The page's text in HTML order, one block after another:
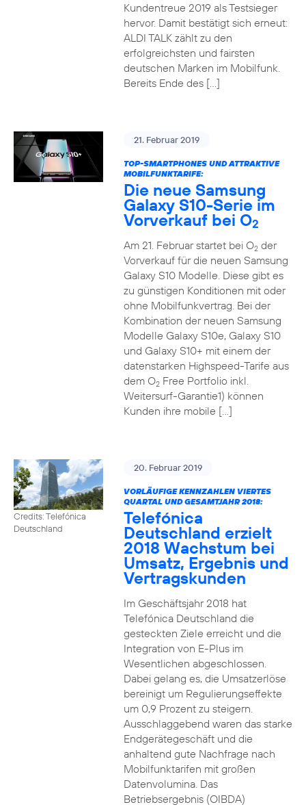
Kundentreue 2019 als Testsieger
hervor. Damit bestätigt sich erneut:
ALDI TALK zählt zu den
erfolgreichsten und fairsten
deutschen Marken im Mobilfunk.
Bereits Ende des […]
21. Februar 2019
TOP-SMARTPHONES UND ATTRAKTIVE
MOBILFUNKTARIFE:
Die neue Samsung
Galaxy S10-Serie im
Vorverkauf bei O2
Am 21. Februar startet bei O2der
Vorverkauf für die neuen Samsung
Galaxy S10 Modelle. Diese gibt es
zu günstigen Konditionen mit oder
ohne Mobilfunkvertrag. Bei der
Kombination der neuen Samsung
Modelle Galaxy S10e, Galaxy S10
und Galaxy S10+ mit einem der
datenstarken Highspeed-Tarife aus
dem O2Free Portfolio inkl.
Weitersurf-Garantie1) können
Kunden ihre mobile […]
Credits: Telefónica
Deutschland
20. Februar 2019
VORLÄUFIGE KENNZAHLEN VIERTES
QUARTAL UND GESAMTJAHR 2018:
Telefónica
Deutschland erzielt
2018 Wachstum bei
Umsatz, Ergebnis und
Vertragskunden
Im Geschäftsjahr 2018 hat
Telefónica Deutschland die
gesteckten Ziele erreicht und die
Integration von E-Plus im
Wesentlichen abgeschlossen.
Dabei gelang es, die Umsatzerlöse
bereinigt um Regulierungseffekte
um 0,9 Prozent zu steigern.
Ausschlaggebend waren das starke
Endgerätegeschäft und die
anhaltend gute Nachfrage nach
Mobilfunktarifen mit großen
Datenvolumina. Das
Betriebsergebnis (OIBDA)